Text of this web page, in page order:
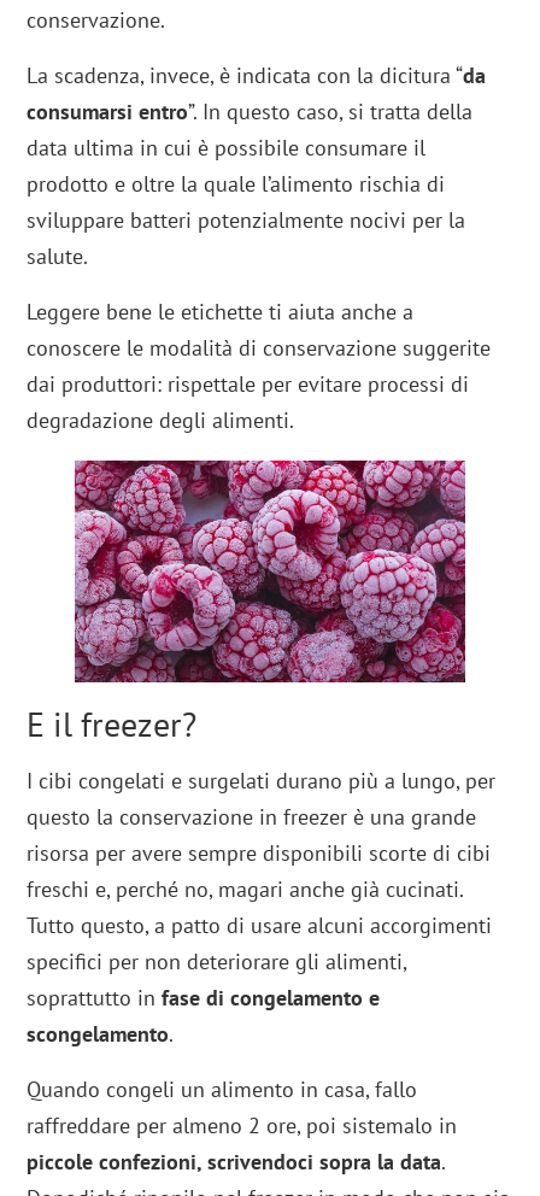
conservazione.
La scadenza, invece, è indicata con la dicitura “da
consumarsi entro”. In questo caso, si tratta della
data ultima in cui è possibile consumare il
prodotto e oltre la quale l’alimento rischia di
sviluppare batteri potenzialmente nocivi per la
salute.
Leggere bene le etichette ti aiuta anche a
conoscere le modalità di conservazione suggerite
dai produttori: rispettale per evitare processi di
degradazione degli alimenti.
E il freezer?
I cibi congelati e surgelati durano più a lungo, per
questo la conservazione in freezer è una grande
risorsa per avere sempre disponibili scorte di cibi
freschi e, perché no, magari anche già cucinati.
Tutto questo, a patto di usare alcuni accorgimenti
specifici per non deteriorare gli alimenti,
soprattutto infase di congelamento e
scongelamento.
Quando congeli un alimento in casa, fallo
raffreddare per almeno 2 ore, poi sistemalo in
piccole confezioni, scrivendoci sopra la data.